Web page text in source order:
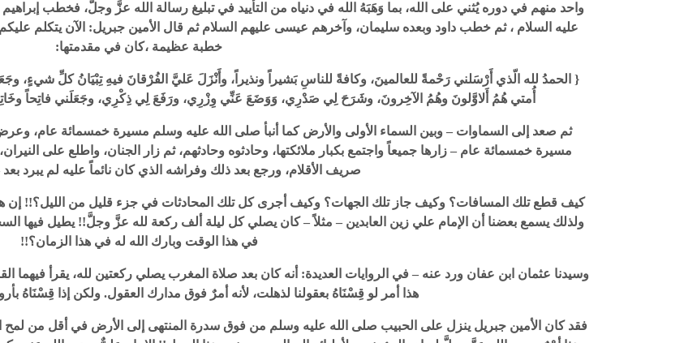
واحد منهم في دوره يُثني على الله، بما وَهَبَهُ الله في دنياه من التأييد في تبليغ رسالة الله عزَّ وجلَّ، فخطب
عليه السلام ، ثم خطب داود وبعده سليمان، وآخرهم عيسى عليهم السلام ثم قال الأمين جبريل: الآن يتكلم
خطبة عظيمة ،كان في مقدمتها:
{ الحمدُ لله الّذي أَرْسَلني رَحْمةً للعالمينَ، وكافةً للناسِ بَشيراً ونذيراً، وأَنْزَلَ عَليَّ الفُرْقانَ فيهِ تِبْيَانُ كلِّ
أُمتي هُمُ أَلاوَّلونَ وهُمُ الآخِرونَ، وشَرَحَ لِي صَدْرِي، وَوَضَعَ عَنِّي وِزْرِي، ورَفَعَ لِي ذِكْرِي، وجَعَلَني فاتِحاً
ثم صعد إلى السماوات – وبين السماء الأولى والأرض كما أنبأ صلى الله عليه وسلم مسيرة خمسمائة عام،
مسيرة خمسمائة عام – زارها جميعاً واجتمع بكبار ملائكتها، وحادثوه وحادثهم، ثم زار الجنان، واطلع على
صريف الأقلام، ورجع بعد ذلك وفراشه الذي كان نائماً عليه لم يبرد بعد
كيف قطع تلك المسافات؟ وكيف جاز تلك الجهات؟ وكيف أجرى كل تلك المحادثات في جزء قليل من الليل؟!! إن
ولذلك يسمع بعضنا أن الإمام علي زين العابدين – مثلاً – كان يصلي كل ليلة ألف ركعة لله عزَّ وجلَّ!! يطيل فيها
في هذا الوقت وبارك الله له في هذا الزمان؟!!
وسيدنا عثمان ابن عفان ورد عنه – في الروايات العديدة: أنه كان بعد صلاة المغرب يصلي ركعتين لله، يقرأ فيهما
هذا أمر لو قِسْنَاهُ بعقولنا لذهلت، لأنه أمرٌ فوق مدارك العقول. ولكن إذا قِسْنَاهُ
فقد كان الأمين جبريل ينزل على الحبيب صلى الله عليه وسلم من فوق سدرة المنتهى إلى الأرض في أقل من لمح